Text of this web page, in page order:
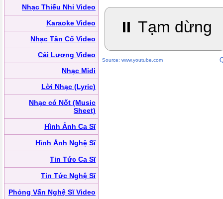
Nhạc Thiếu Nhi Video
Karaoke Video
Nhạc Tân Cổ Video
Cải Lương Video
Nhạc Midi
Lời Nhạc (Lyric)
Nhạc có Nốt (Music
Sheet)
Hình Ảnh Ca Sĩ
Hình Ảnh Nghệ Sĩ
Tin Tức Ca Sĩ
Tin Tức Nghệ Sĩ
Phỏng Vấn Nghệ Sĩ Video
⏸ Tạm dừng
Source: www.youtube.com